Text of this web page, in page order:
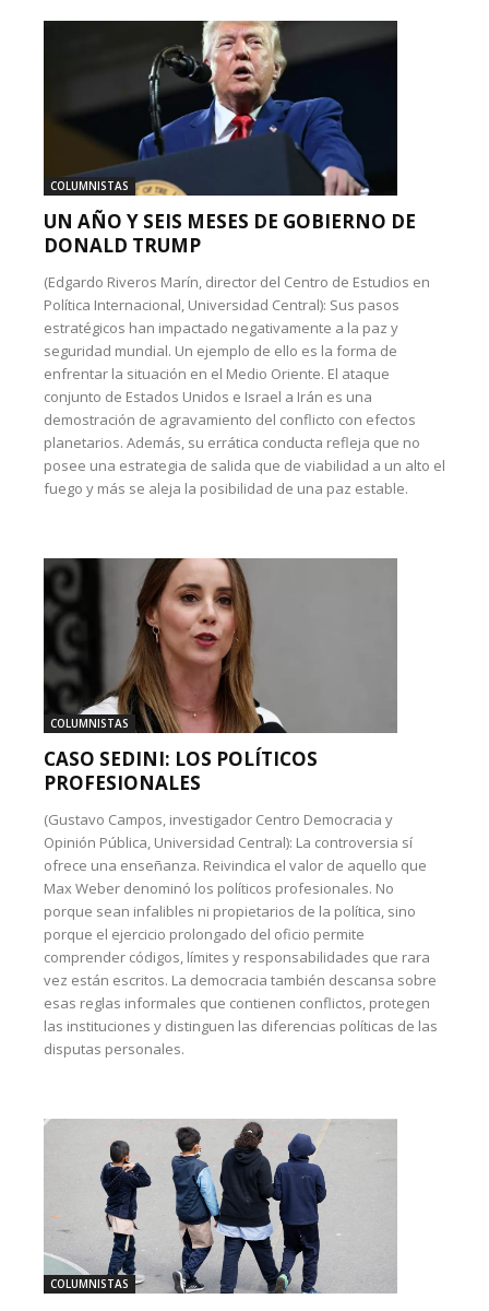
COLUMNISTAS
UN AÑO Y SEIS MESES DE GOBIERNO DE
DONALD TRUMP
(Edgardo Riveros Marín, director del Centro de Estudios en
Política Internacional, Universidad Central): Sus pasos
estratégicos han impactado negativamente a la paz y
seguridad mundial. Un ejemplo de ello es la forma de
enfrentar la situación en el Medio Oriente. El ataque
conjunto de Estados Unidos e Israel a Irán es una
demostración de agravamiento del conflicto con efectos
planetarios. Además, su errática conducta refleja que no
posee una estrategia de salida que de viabilidad a un alto el
fuego y más se aleja la posibilidad de una paz estable.
COLUMNISTAS
CASO SEDINI: LOS POLÍTICOS
PROFESIONALES
(Gustavo Campos, investigador Centro Democracia y
Opinión Pública, Universidad Central): La controversia sí
ofrece una enseñanza. Reivindica el valor de aquello que
Max Weber denominó los políticos profesionales. No
porque sean infalibles ni propietarios de la política, sino
porque el ejercicio prolongado del oficio permite
comprender códigos, límites y responsabilidades que rara
vez están escritos. La democracia también descansa sobre
esas reglas informales que contienen conflictos, protegen
las instituciones y distinguen las diferencias políticas de las
disputas personales.
COLUMNISTAS